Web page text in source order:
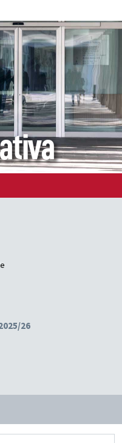
26